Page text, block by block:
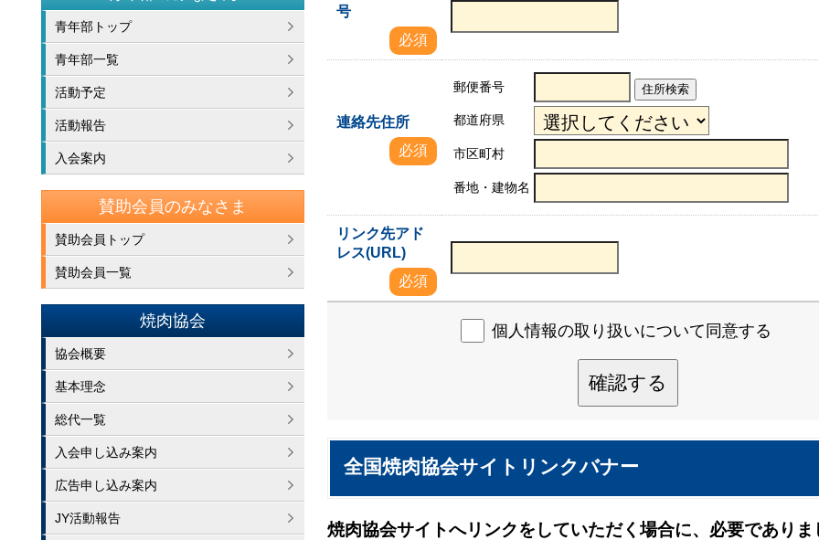
号
必須
連絡先住所
必須
郵便番号 住所検索
都道府県
市区町村
番地・建物名
リンク先アド
レス(URL)
必須
個人情報の取り扱いについて同意する
確認する
全国焼肉協会サイトリンクバナー
焼肉協会サイトへリンクをしていただく場合に、必要でありま
青年部トップ
青年部一覧
活動予定
活動報告
入会案内
賛助会員のみなさま
賛助会員トップ
賛助会員一覧
焼肉協会
協会概要
基本理念
総代一覧
入会申し込み案内
広告申し込み案内
JY活動報告